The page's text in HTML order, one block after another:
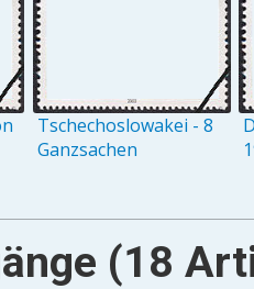
Tschechoslowakei - 8
Ganzsachen
(18